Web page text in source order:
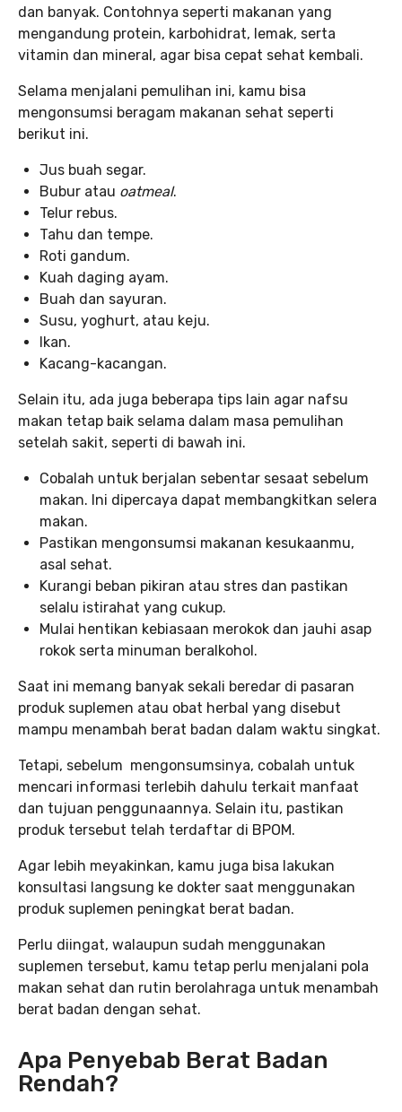
dan banyak. Contohnya seperti makanan yang
mengandung protein, karbohidrat, lemak, serta
vitamin dan mineral, agar bisa cepat sehat kembali.
Selama menjalani pemulihan ini, kamu bisa
mengonsumsi beragam makanan sehat seperti
berikut ini.
Jus buah segar.
Bubur atau oatmeal.
Telur rebus.
Tahu dan tempe.
Roti gandum.
Kuah daging ayam.
Buah dan sayuran.
Susu, yoghurt, atau keju.
Ikan.
Kacang-kacangan.
Selain itu, ada juga beberapa tips lain agar nafsu
makan tetap baik selama dalam masa pemulihan
setelah sakit, seperti di bawah ini.
Cobalah untuk berjalan sebentar sesaat sebelum
makan. Ini dipercaya dapat membangkitkan selera
makan.
Pastikan mengonsumsi makanan kesukaanmu,
asal sehat.
Kurangi beban pikiran atau stres dan pastikan
selalu istirahat yang cukup.
Mulai hentikan kebiasaan merokok dan jauhi asap
rokok serta minuman beralkohol.
Saat ini memang banyak sekali beredar di pasaran
produk suplemen atau obat herbal yang disebut
mampu menambah berat badan dalam waktu singkat.
Tetapi, sebelum mengonsumsinya, cobalah untuk
mencari informasi terlebih dahulu terkait manfaat
dan tujuan penggunaannya. Selain itu, pastikan
produk tersebut telah terdaftar di BPOM.
Agar lebih meyakinkan, kamu juga bisa lakukan
konsultasi langsung ke dokter saat menggunakan
produk suplemen peningkat berat badan.
Perlu diingat, walaupun sudah menggunakan
suplemen tersebut, kamu tetap perlu menjalani pola
makan sehat dan rutin berolahraga untuk menambah
berat badan dengan sehat.
Apa Penyebab Berat Badan
Rendah?